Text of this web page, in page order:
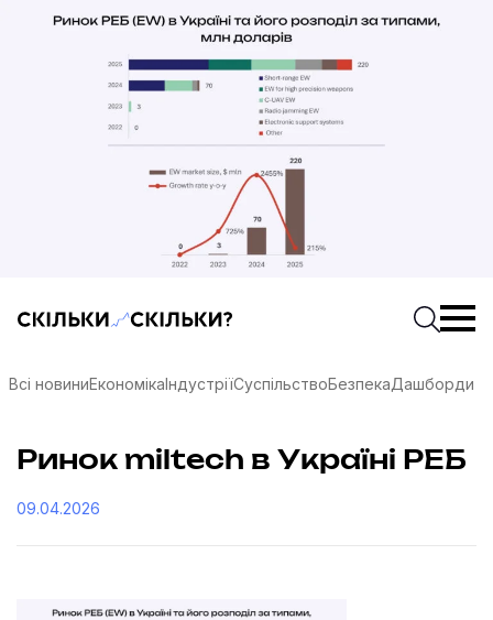
Скільки-скільки? — Медіа про суспільні даніПочати
Всі новиниЕкономікаІндустріїСуспільствоБезпекаДашборди
Ринок miltech в Україні РЕБ
09.04.2026